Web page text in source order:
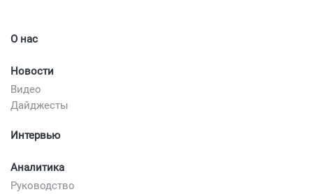
О нас
Новости
Видео
Дайджесты
Интервью
Аналитика
Руководство